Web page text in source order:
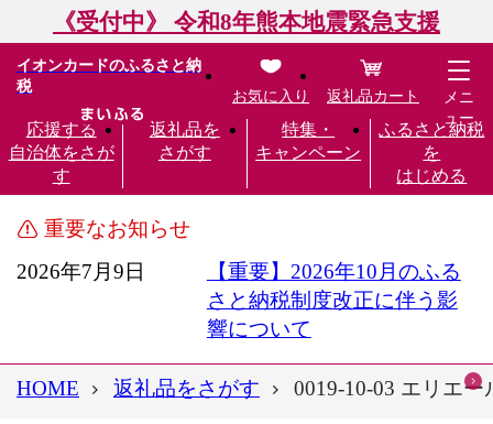
《受付中》 令和8年熊本地震緊急支援
イオンカードのふるさと納
税
応援する
自治体をさが
す
返礼品を
さがす
特集・
キャンペーン
ふるさと納税
を
はじめる
お気に入り 返礼品カート
メニ
ュー
重要なお知らせ
2026年7月9日
【重要】2026年10月のふる
さと納税制度改正に伴う影
響について
HOME 返礼品をさがす 0019-10-03 エリエ